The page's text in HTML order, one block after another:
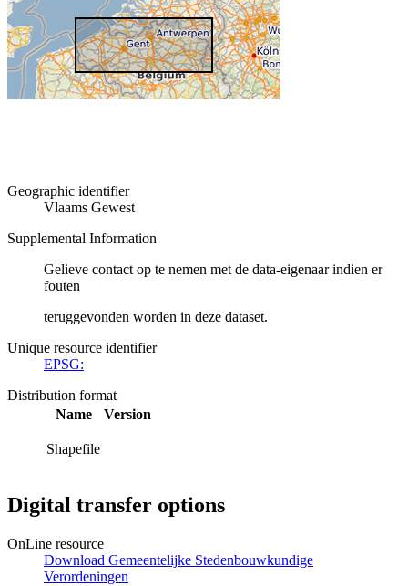
Geographic identifier
Vlaams Gewest
Supplemental Information
Gelieve contact op te nemen met de data-eigenaar indien er
fouten
teruggevonden worden in deze dataset.
Unique resource identifier
EPSG:
Distribution format
Name
Version
Shapefile
Digital transfer options
OnLine resource
Download Gemeentelijke Stedenbouwkundige
Verordeningen